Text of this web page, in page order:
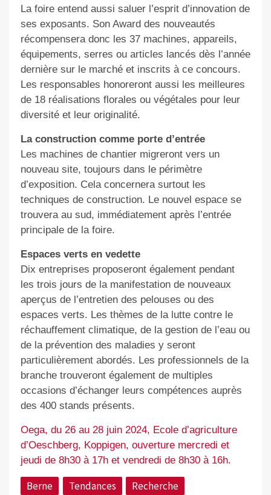
La foire entend aussi saluer l’esprit d’innovation de
ses exposants. Son Award des nouveautés
récompensera donc les 37 machines, appareils,
équipements, serres ou articles lancés dès l’année
dernière sur le marché et inscrits à ce concours.
Les responsables honoreront aussi les meilleures
de 18 réalisations florales ou végétales pour leur
diversité et leur originalité.
La construction comme porte d’entrée
Les machines de chantier migreront vers un
nouveau site, toujours dans le périmètre
d’exposition. Cela concernera surtout les
techniques de construction. Le nouvel espace se
trouvera au sud, immédiatement après l’entrée
principale de la foire.
Espaces verts en vedette
Dix entreprises proposeront également pendant
les trois jours de la manifestation de nouveaux
aperçus de l’entretien des pelouses ou des
espaces verts. Les thèmes de la lutte contre le
réchauffement climatique, de la gestion de l’eau ou
de la prévention des maladies y seront
particulièrement abordés. Les professionnels de la
branche trouveront également de multiples
occasions d’échanger leurs compétences auprès
des 400 stands présents.
Oega, du 26 au 28 juin 2024, Ecole d’agriculture
d’Oeschberg, Koppigen, ouverture mercredi et
jeudi de 8h30 à 17h et vendredi de 8h30 à 16h.
Berne Tendances Recherche